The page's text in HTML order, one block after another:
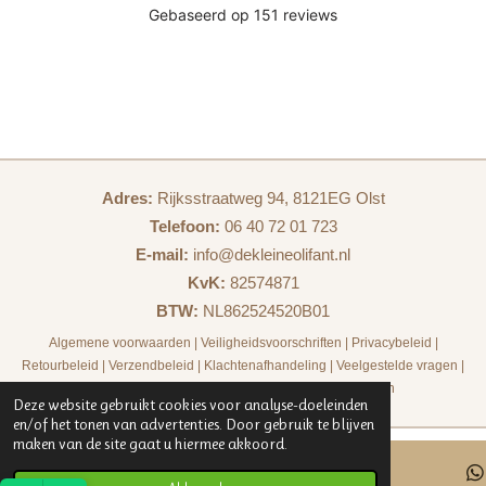
Deze website gebruikt cookies voor analyse-doeleinden
en/of het tonen van advertenties. Door gebruik te blijven
maken van de site gaat u hiermee akkoord.
Adres: Rijksstraatweg 94, 8121EG Olst
Telefoon: 06 40 72 01 723
E-mail: info@dekleineolifant.nl
KvK: 82574871
BTW: NL862524520B01
Algemene voorwaarden Veiligheidsvoorschriften Privacybeleid
Retourbeleid
Verzendbeleid Klachtenafhandeling Veelgestelde vragen
Samenwerken